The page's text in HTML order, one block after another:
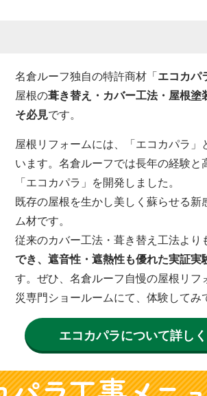
名倉ルーフ独自の特許商材「 エコカパ
屋根の葺き替え・カバー工法・屋根塗
そ必見です。
屋根リフォームには、「エコカパラ」
います。名倉ルーフでは長年の経験と
「エコカパラ」を開発しました。
既存の屋根を生かし美しく蘇らせる新
ム材です。
従来のカバー工法・葺き替え工法より
でき、遮音性・遮熱性も優れた実証実
す。ぜひ、名倉ルーフ自慢の屋根リフ
災専門ショールームにて、体験してみ
エコカパラについて詳し